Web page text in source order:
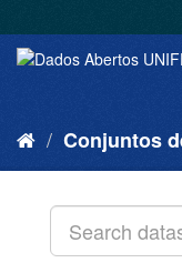
Conjuntos